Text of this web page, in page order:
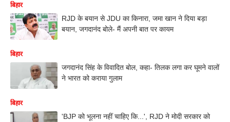
बिहार
RJD के बयान से JDU का किनारा, जमा खान ने दिया बड़ा
बयान, जगदानंद बोले- मैं अपनी बात पर कायम
बिहार
जगदानंद सिंह के विवादित बोल, कहा- तिलक लगा कर घूमने वालों
ने भारत को कराया गुलाम
बिहार
'BJP को भूलना नहीं चाहिए कि...', RJD ने मोदी सरकार को